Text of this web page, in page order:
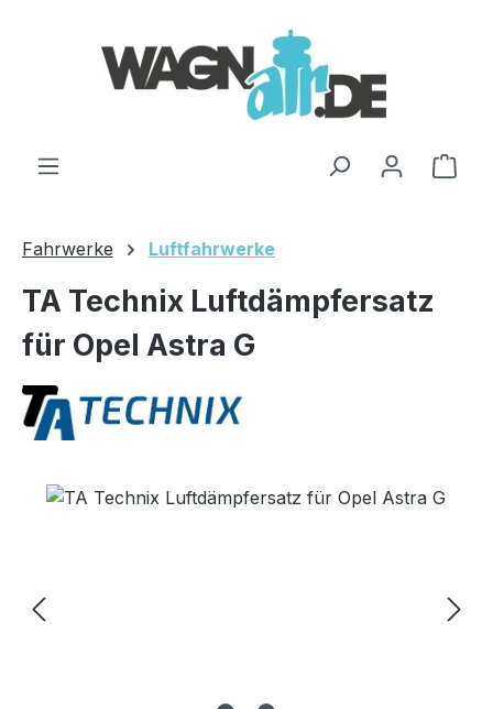
Fahrwerke Luftfahrwerke
TA Technix Luftdämpfersatz
für Opel Astra G
Bildergalerie überspringen